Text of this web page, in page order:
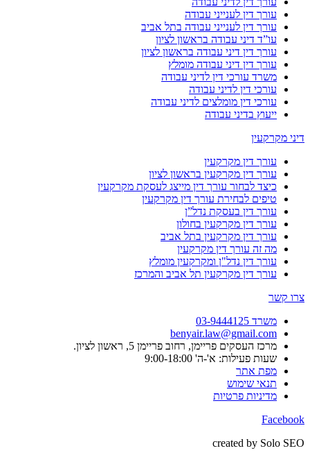
עורך דין לענייני עבודה
עורך דין לענייני עבודה בתל אביב
עו”ד דיני עבודה בראשון לציון
עורך דין דיני עבודה בראשון לציון
עורך דין דיני עבודה מומלץ
משרד עורכי דין לדיני עבודה
עורכי דין לדיני עבודה
עורכי דין מומלצים לדיני עבודה
ייעוץ בדיני עבודה
דיני מקרקעין
עורך דין מקרקעין
עורך דין מקרקעין בראשון לציון
כיצד לבחור עורך דין מייצג לעסקת מקרקעין
טיפים לבחירת עורך דין מקרקעין
עורך דין בעסקת נדל”ן
עורך דין מקרקעין בחולון
עורך דין מקרקעין בתל אביב
מה זה עורך דין מקרקעין
עורך דין נדל"ן ומקרקעין מומלץ
עורך דין מקרקעין תל אביב והמרכז
צרו קשר
משרד 03-9444125
benyair.law@gmail.com
מרכז העסקים פריימן, רחוב פריימן 5, ראשון לציון.
שעות פעילות: א'-ה' 9:00-18:00
מפת אתר
תנאי שימוש
מדיניות פרטיות
Facebook
created by Solo SEO